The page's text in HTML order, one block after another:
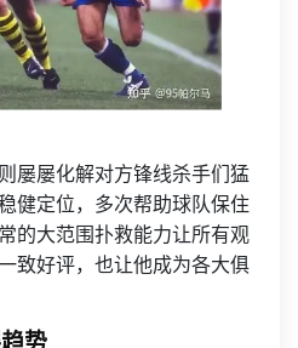
屡屡化解对方锋线杀手们猛
健定位，多次帮助球队保住
的大范围扑救能力让所有观
致好评，也让他成为各大俱